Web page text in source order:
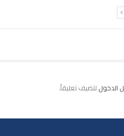
الدخول لتضيف تعليقاً.